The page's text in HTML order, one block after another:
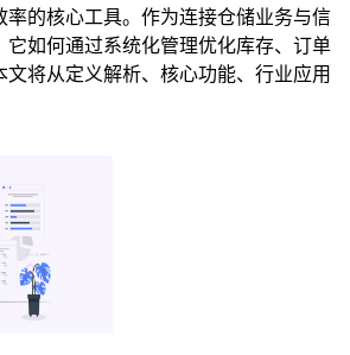
率的核心工具。作为连接仓储业务与信
它如何通过系统化管理优化库存、订单
文将从定义解析、核心功能、行业应用